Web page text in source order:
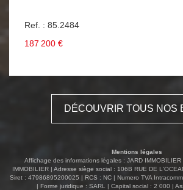
Ref. : 85.2484
187 200 €
DÉCOUVRIR TOUS NOS
Mentions légales
Affichage des informations légales : JARD
IMMOBILIER | Adresse siège social : 106B RUE DE
Siret : 47986895200025 | RCS : NC | Numero TVA
| Forme juridique : SARL | Capital social : 2 000 |